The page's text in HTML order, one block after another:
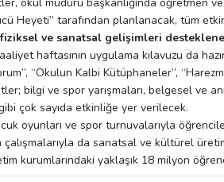
okul müdürü başkanlığında öğretmen
Heyeti” tarafından planlanacak, tüm
ve sanatsal gelişimleri
haftasının uygulama kılavuzu da
“Okulun Kalbi Kütüphaneler”,
bilgi ve spor yarışmaları, belgesel ve
çok sayıda etkinliğe yer verilecek.
oyunları ve spor turnuvalarıyla
çalışmalarıyla da sanatsal ve kültürel
kurumlarındaki yaklaşık 18 milyon